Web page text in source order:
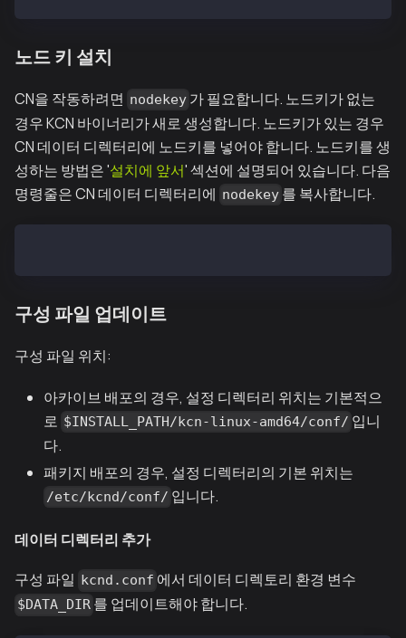
노드 키 설치
CN을 작동하려면 nodekey 가 필요합니다. 노드키가 없는
경우 KCN 바이너리가 새로 생성합니다. 노드키가 있는 경우
CN 데이터 디렉터리에 노드키를 넣어야 합니다. 노드키를 생
성하는 방법은 '설치에 앞서' 섹션에 설명되어 있습니다. 다음
명령줄은 CN 데이터 디렉터리에 nodekey 를 복사합니다.
구성 파일 업데이트
구성 파일 위치:
아카이브 배포의 경우, 설정 디렉터리 위치는 기본적으
로 $INSTALL_PATH/kcn-linux-amd64/conf/ 입니
다.
패키지 배포의 경우, 설정 디렉터리의 기본 위치는
/etc/kcnd/conf/ 입니다.
데이터 디렉터리 추가
구성 파일 kcnd.conf 에서 데이터 디렉토리 환경 변수
$DATA_DIR 를 업데이트해야 합니다.